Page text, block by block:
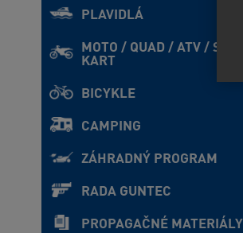
PLAVIDLÁ
MOTO / QUAD / ATV / SxS /
KART
BICYKLE
CAMPING
ZÁHRADNÝ PROGRAM
RADA GUNTEC
PROPAGAČNÉ MATERIÁLY